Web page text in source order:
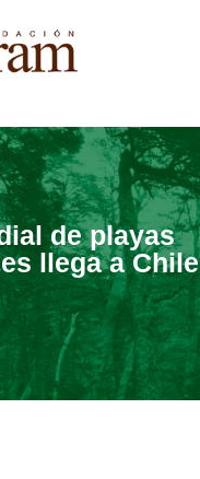
de playas
llega a Chile